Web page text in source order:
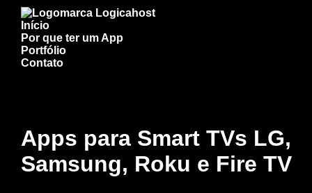
Início
Por que ter um App
Portfólio
Contato
Apps para Smart TVs LG,
Samsung, Roku e Fire TV